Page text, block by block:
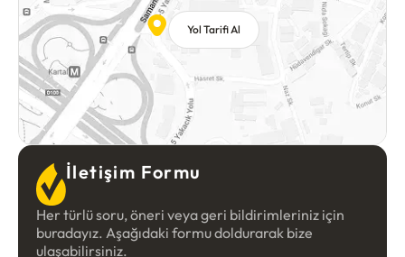
Yol Tarifi Al
İletişim Formu
Her türlü soru, öneri veya geri bildirimleriniz için
buradayız. Aşağıdaki formu doldurarak bize
ulaşabilirsiniz.